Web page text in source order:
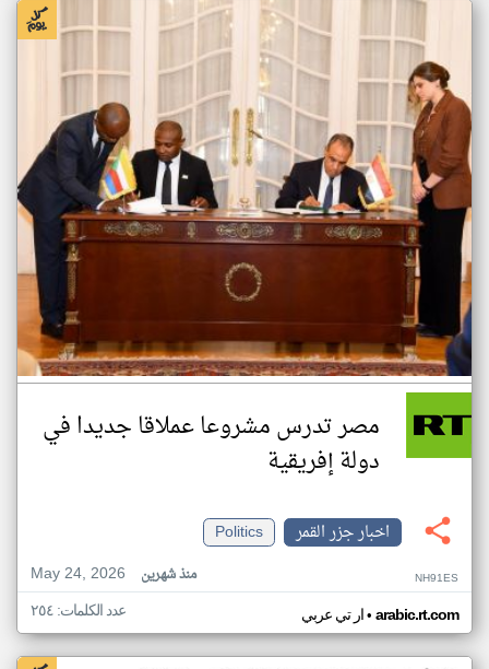
مصر تدرس مشروعا عملاقا جديدا في
دولة إفريقية
اخبار جزر القمر
Politics
May 24, 2026
منذ شهرين NH91ES
ار تي عربي• arabic.rt.com عدد الكلمات: ٢٥٤